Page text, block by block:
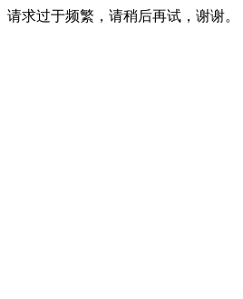
请求过于频繁，请稍后再试，谢谢。